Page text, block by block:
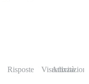
Risposte Visualizzazioni
Attività